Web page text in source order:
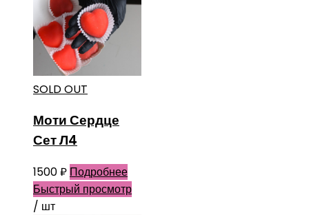
SOLD OUT
Моти Сердце
Сет Л4
1500₽ Подробнее
Быстрый просмотр
/ шт